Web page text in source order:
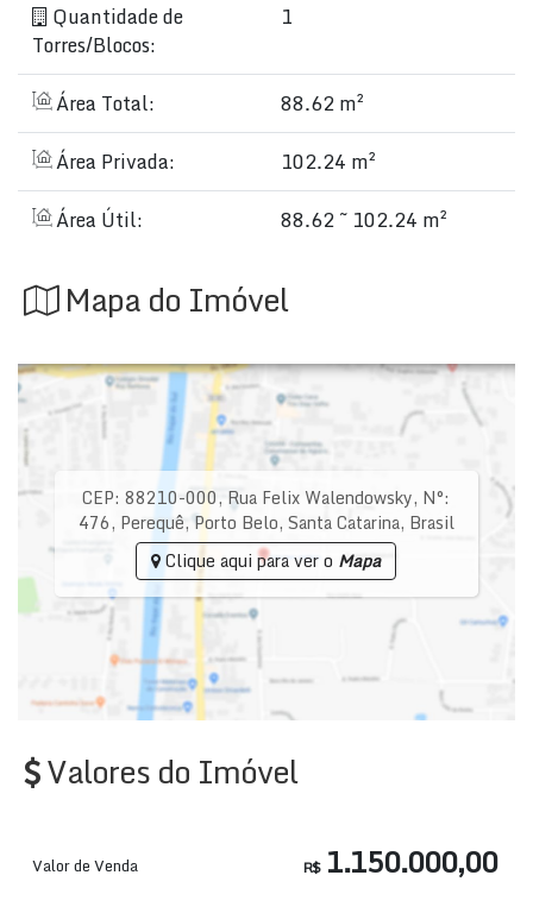
Quantidade de
Torres/Blocos:
1
Área Total:
88.62 m²
Área Privada:
102.24 m²
Área Útil:
88.62 ~ 102.24 m²
Mapa do Imóvel
CEP: 88210-000, Rua Felix Walendowsky, N°:
476, Perequê,Porto Belo, Santa Catarina, Brasil
Clique aqui para ver o Mapa
Valores do Imóvel
R$1.150.000,00
Valor de Venda